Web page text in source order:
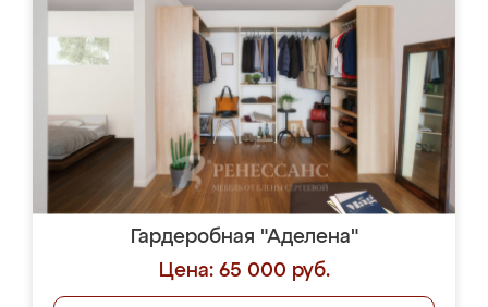
Гардеробная "Аделена"
Цена: 65 000 руб.